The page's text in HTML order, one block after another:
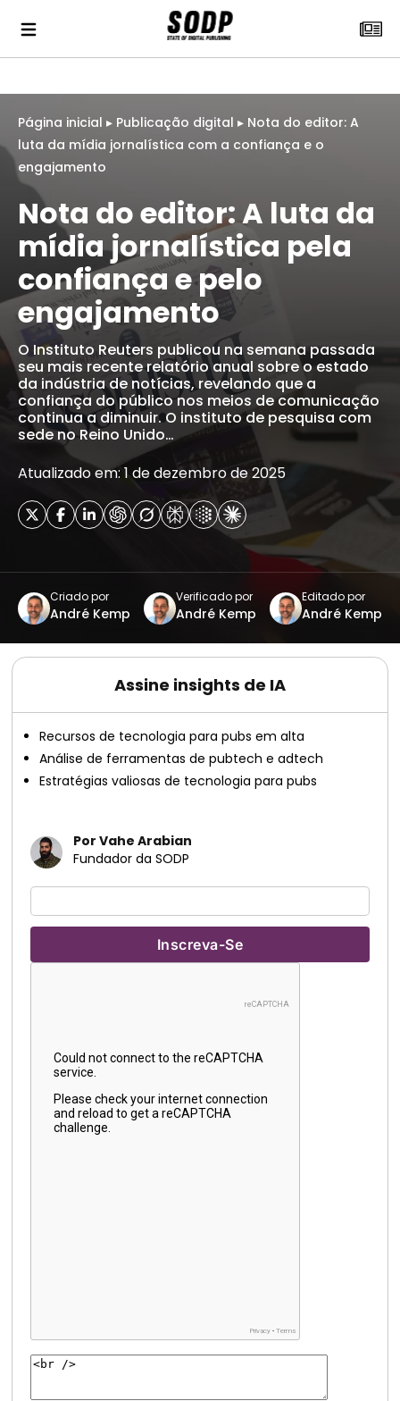
Página inicial ▸ Publicação digital ▸ Nota do editor: A
luta da mídia jornalística com a confiança e o
engajamento
Nota do editor: A luta da
mídia jornalística pela
confiança e pelo
engajamento
O Instituto Reuters publicou na semana passada
seu mais recente relatório anual sobre o estado
da indústria de notícias, revelando que a
confiança do público nos meios de comunicação
continua a diminuir. O instituto de pesquisa com
sede no Reino Unido…
Atualizado em: 1 de dezembro de 2025
Criado por
André Kemp
Verificado por
André Kemp
Editado por
André Kemp
Assine insights de IA
Recursos de tecnologia para pubs em alta
Análise de ferramentas de pubtech e adtech
Estratégias valiosas de tecnologia para pubs
Por Vahe Arabian
Fundador da SODP